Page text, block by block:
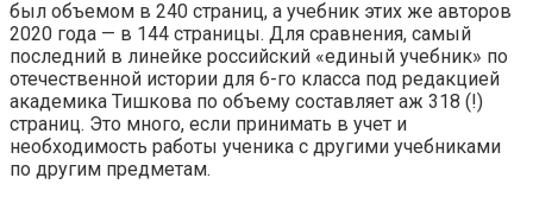
был объемом в 240 страниц, а учебник этих же авторов
2020 года — в 144 страницы. Для сравнения, самый
последний в линейке российский «единый учебник» по
отечественной истории для 6-го класса под редакцией
академика Тишкова по объему составляет аж 318 (!)
страниц. Это много, если принимать в учет и
необходимость работы ученика с другими учебниками
по другим предметам.